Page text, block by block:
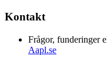
Kontakt
Frågor, funderinger
Aapl.se